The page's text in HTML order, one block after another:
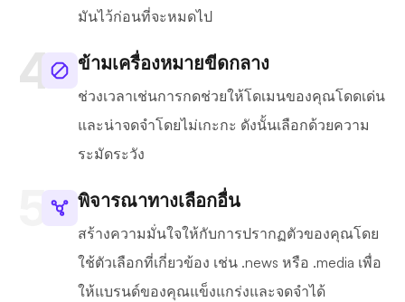
มันไว้ก่อนที่จะหมดไป
ข้ามเครื่องหมายขีดกลาง
ช่วงเวลาเช่นการกดช่วยให้โดเมนของคุณโดดเด่น
และน่าจดจำโดยไม่เกะกะ ดังนั้นเลือกด้วยความ
ระมัดระวัง
พิจารณาทางเลือกอื่น
สร้างความมั่นใจให้กับการปรากฏตัวของคุณโดย
ใช้ตัวเลือกที่เกี่ยวข้อง เช่น .news หรือ .media เพื่อ
ให้แบรนด์ของคุณแข็งแกร่งและจดจำได้